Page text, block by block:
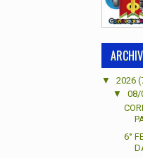
▼ 2026
▼ 08/
6°